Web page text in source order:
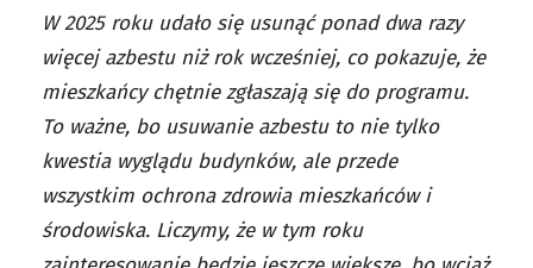
W 2025 roku udało się usunąć ponad dwa razy
więcej azbestu niż rok wcześniej, co pokazuje, że
mieszkańcy chętnie zgłaszają się do programu.
To ważne, bo usuwanie azbestu to nie tylko
kwestia wyglądu budynków, ale przede
wszystkim ochrona zdrowia mieszkańców i
środowiska. Liczymy, że w tym roku